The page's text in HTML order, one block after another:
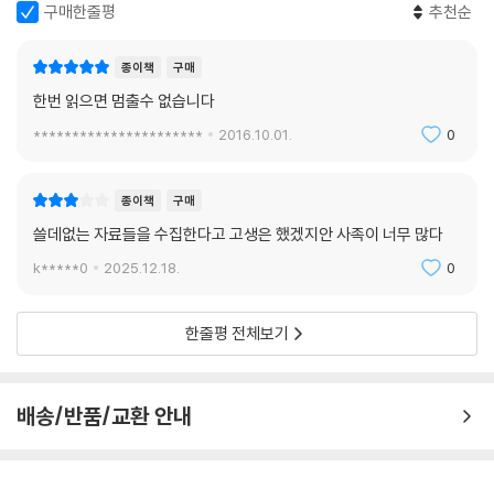
구매한줄평 추천순
종이책 구매
한번 읽으면 멈출수 없습니다
********************** 2016.10.01. 0
종이책 구매
쓸데없는 자료들을 수집한다고 고생은 했겠지안 사족이 너무 많다
k*****0 2025.12.18. 0
한줄평 전체보기
배송/반품/교환 안내